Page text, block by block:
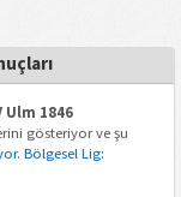
Ulm 1846
gösteriyor ve şu
Bölgesel Lig: